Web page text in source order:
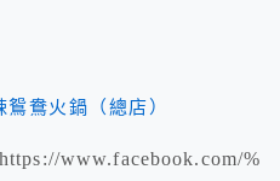
www.facebook.com/%